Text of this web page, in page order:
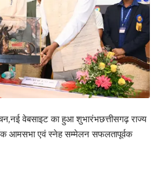
वेबसाइट का हुआ शुभारंभछत्तीसगढ़ राज्य
आमसभा एवं स्नेह सम्मेलन सफलतापूर्वक